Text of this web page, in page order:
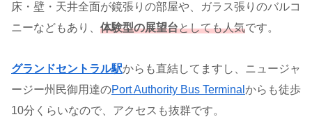
床・壁・天井全面が鏡張りの部屋や、ガラス張りのバルコ
ニーなどもあり、 体験型の展望台としても人気です。
グランドセントラル駅からも直結してますし、ニュージャ
ージー州民御用達のPort Authority Bus Terminal からも徒歩
10分くらいなので、アクセスも抜群です。